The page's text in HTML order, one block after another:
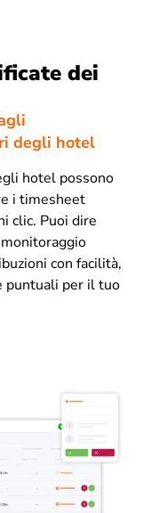
dei
degli hotel
hotel possono
i timesheet
clic. Puoi dire
con facilità,
puntuali per il tuo